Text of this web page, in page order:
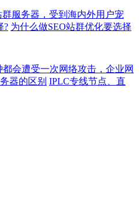
群服务器，受到海内外用户宠
? 为什么做SEO站群优化要选择
会遭受一次网络攻击，企业网
器的区别 IPLC专线节点、直